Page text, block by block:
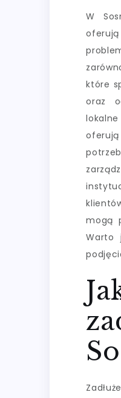
W
które
oraz
mogą
Warto